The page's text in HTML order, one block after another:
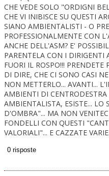
CHE VEDE SOLO "ORDIGNI
CHE VI INIBISCE SU QUESTI
SIANO AMBIENTALISTI - O
PROFESSIONALMENTE CON
ANCHE DELL'ASM? E'
PARENTELA CON I DIRIGENTI
FUORI IL ROSPO!!!
DI DIRE, CHE CI SONO CASI
NON METTERLO... AVANTI...
AMBIENTI DI
AMBIENTALISTA, ESISTE...
D'OMBRA"... MA NON
FONDELLI CON QUESTI
VALORIALI"... E CAZZATE VARIE.